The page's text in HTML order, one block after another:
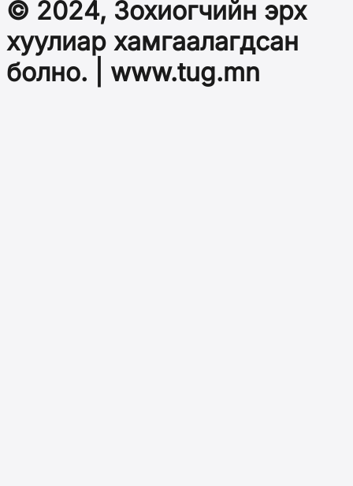
© 2024, Зохиогчийн эрх
хуулиар хамгаалагдсан
болно. | www.tug.mn